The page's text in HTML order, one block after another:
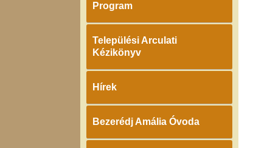
Program
Települési Arculati
Kézikönyv
Hírek
Bezerédj Amália Óvoda